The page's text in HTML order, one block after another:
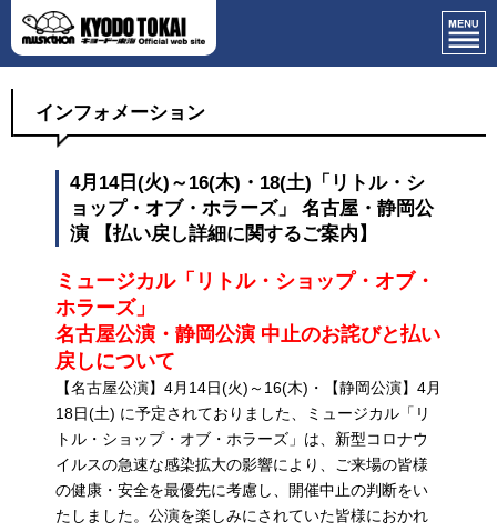
インフォメーション
4月14日(火)～16(木)・18(土)「リトル・シ
ョップ・オブ・ホラーズ」 名古屋・静岡公
演 【払い戻し詳細に関するご案内】
ミュージカル「リトル・ショップ・オブ・
ホラーズ」
名古屋公演・静岡公演 中止のお詫びと払い
戻しについて
【名古屋公演】4月14日(火)～16(木)・【静岡公演】4月
18日(土) に予定されておりました、ミュージカル「リ
トル・ショップ・オブ・ホラーズ」は、新型コロナウ
イルスの急速な感染拡大の影響により、ご来場の皆様
の健康・安全を最優先に考慮し、開催中止の判断をい
たしました。公演を楽しみにされていた皆様におかれ